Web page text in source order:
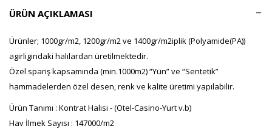
ÜRÜN AÇIKLAMASI
Ürünler; 1000gr/m2, 1200gr/m2 ve 1400gr/m2iplik (Polyamide(PA))
agirligindaki halılardan üretilmektedir.
Özel spariş kapsamında (min.1000m2) “Yün” ve “Sentetik”
hammadelerden özel desen, renk ve kalite üretimi yapılabilir.
Ürün Tanımı : Kontrat Halısı - (Otel-Casino-Yurt v.b)
Hav İlmek Sayısı : 147000/m2